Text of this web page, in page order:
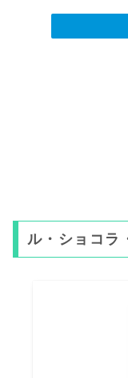
ル・ショコラ